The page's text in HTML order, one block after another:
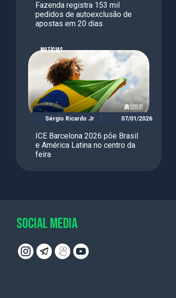
Fazenda registra 153 mil
pedidos de autoexclusão de
apostas em 20 dias
NOTÍCIAS
Sérgio Ricardo Jr 07/01/2026
ICE Barcelona 2026 põe Brasil
e América Latina no centro da
feira
SOCIAL MEDIA